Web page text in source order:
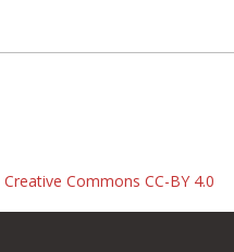
Creative Commons CC-BY 4.0